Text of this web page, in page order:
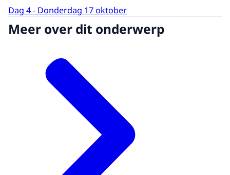
Dag 4 - Donderdag 17 oktober
Meer over dit onderwerp